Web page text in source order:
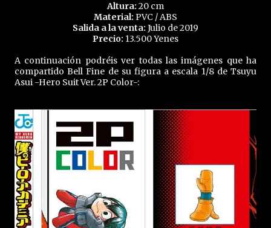
Altura: 20 cm
Material: PVC / ABS
Salida a la venta: Julio de 2019
Precio: 13.500 Yenes
A continuación podréis ver todas las imágenes que ha
compartido Bell Fine de su figura a escala 1/8 de Tsuyu
Asui -Hero Suit Ver. 2P Color-: